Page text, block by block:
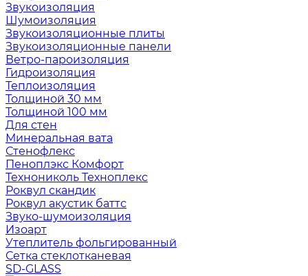
Звукоизоляция
Шумоизоляция
Звукоизоляционные плиты
Звукоизоляционные панели
Ветро-пароизоляция
Гидроизоляция
Теплоизоляция
Толщиной 30 мм
Толщиной 100 мм
Для стен
Минеральная вата
Стенофлекс
Пеноплэкс Комфорт
Технониколь Техноплекс
Роквул скандик
Роквул акустик баттс
Звуко-шумоизоляция
Изоарт
Утеплитель фольгированный
Сетка стеклотканевая
SD-GLASS